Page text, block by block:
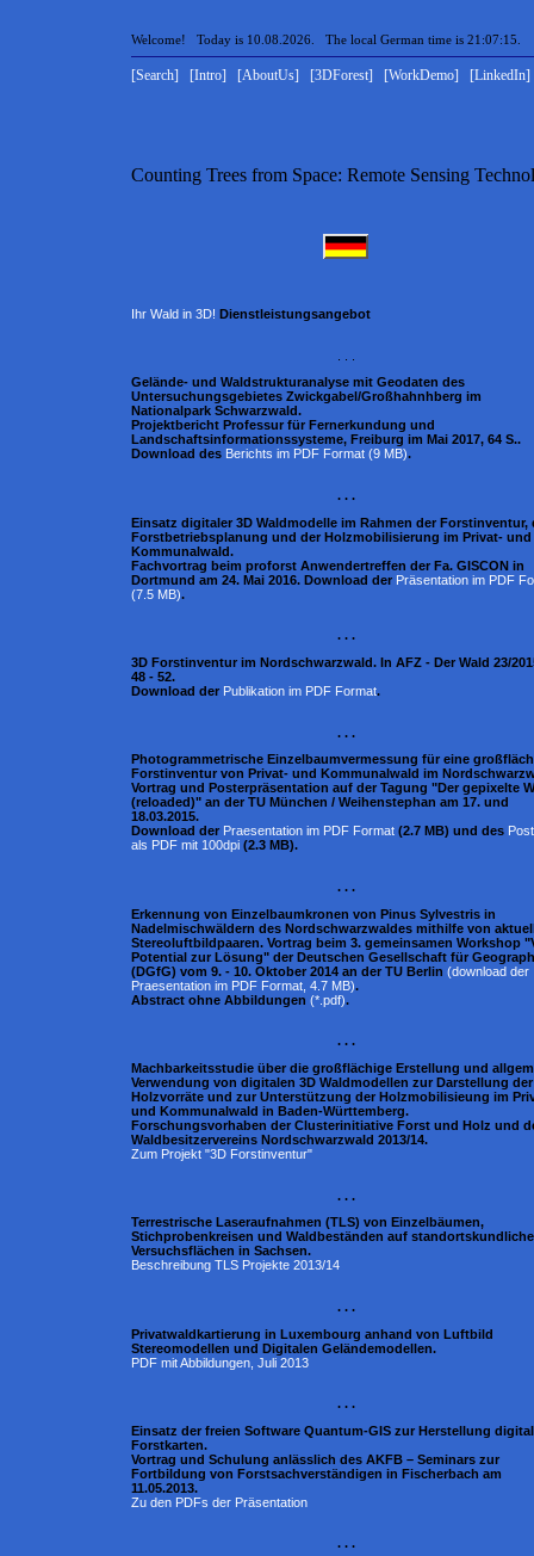
Welcome! Today is 10.08.2026. The local German time is 21:07:15.
[Search] [Intro] [AboutUs] [3DForest] [WorkDemo] [LinkedIn]
Counting Trees from Space: Remote Sensing
Ihr Wald in 3D! Dienstleistungsangebot
Gelände- und Waldstrukturanalyse mit Geodaten des
Untersuchungsgebietes Zwickgabel/Großhahnhberg im
Nationalpark Schwarzwald.
Projektbericht Professur für Fernerkundung und
Landschaftsinformationssysteme, Freiburg im Mai 2017, 64 S..
Download des Berichts im PDF Format (9 MB).
. . .
Einsatz digitaler 3D Waldmodelle im Rahmen der Forstinventur,
Forstbetriebsplanung und der Holzmobilisierung im Privat- und
Kommunalwald.
Fachvortrag beim proforst Anwendertreffen der Fa. GISCON in
Dortmund am 24. Mai 2016. Download der Präsentation im PDF
(7.5 MB).
. . .
3D Forstinventur im Nordschwarzwald. In AFZ - Der Wald 23/
48 - 52.
Download der Publikation im PDF Format.
. . .
Photogrammetrische Einzelbaumvermessung für eine
Forstinventur von Privat- und Kommunalwald im
Vortrag und Posterpräsentation auf der Tagung "Der gepixelte
(reloaded)" an der TU München / Weihenstephan am 17. und
18.03.2015.
Download der Praesentation im PDF Format (2.7 MB) und des
als PDF mit 100dpi (2.3 MB).
. . .
Erkennung von Einzelbaumkronen von Pinus Sylvestris in
Nadelmischwäldern des Nordschwarzwaldes mithilfe von
Stereoluftbildpaaren. Vortrag beim 3. gemeinsamen Workshop
Potential zur Lösung" der Deutschen Gesellschaft für
(DGfG) vom 9. - 10. Oktober 2014 an der TU Berlin (download der
Praesentation im PDF Format, 4.7 MB).
Abstract ohne Abbildungen (*.pdf).
. . .
Machbarkeitsstudie über die großflächige Erstellung und
Verwendung von digitalen 3D Waldmodellen zur Darstellung der
Holzvorräte und zur Unterstützung der Holzmobilisieung im
und Kommunalwald in Baden-Württemberg.
Forschungsvorhaben der Clusterinitiative Forst und Holz und
Waldbesitzervereins Nordschwarzwald 2013/14.
Zum Projekt "3D Forstinventur"
. . .
Terrestrische Laseraufnahmen (TLS) von Einzelbäumen,
Stichprobenkreisen und Waldbeständen auf
Versuchsflächen in Sachsen.
Beschreibung TLS Projekte 2013/14
. . .
Privatwaldkartierung in Luxembourg anhand von Luftbild
Stereomodellen und Digitalen Geländemodellen.
PDF mit Abbildungen, Juli 2013
. . .
Einsatz der freien Software Quantum-GIS zur Herstellung
Forstkarten.
Vortrag und Schulung anlässlich des AKFB – Seminars zur
Fortbildung von Forstsachverständigen in Fischerbach am
11.05.2013.
Zu den PDFs der Präsentation
. . .